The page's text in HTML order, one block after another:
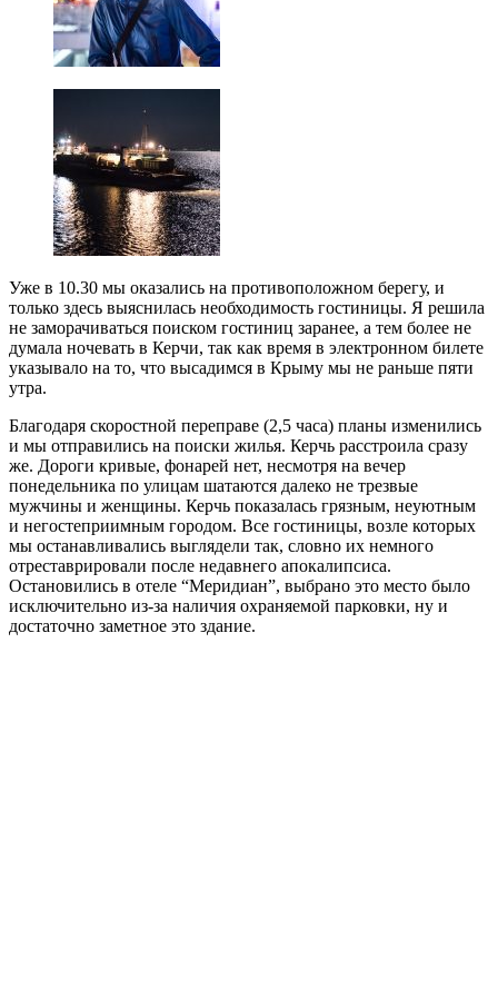
Уже в 10.30 мы оказались на противоположном берегу, и
только здесь выяснилась необходимость гостиницы. Я решила
не заморачиваться поиском гостиниц заранее, а тем более не
думала ночевать в Керчи, так как время в электронном билете
указывало на то, что высадимся в Крыму мы не раньше пяти
утра.
Благодаря скоростной переправе (2,5 часа) планы изменились
и мы отправились на поиски жилья. Керчь расстроила сразу
же. Дороги кривые, фонарей нет, несмотря на вечер
понедельника по улицам шатаются далеко не трезвые
мужчины и женщины. Керчь показалась грязным, неуютным
и негостеприимным городом. Все гостиницы, возле которых
мы останавливались выглядели так, словно их немного
отреставрировали после недавнего апокалипсиса.
Остановились в отеле “Меридиан”, выбрано это место было
исключительно из-за наличия охраняемой парковки, ну и
достаточно заметное это здание.